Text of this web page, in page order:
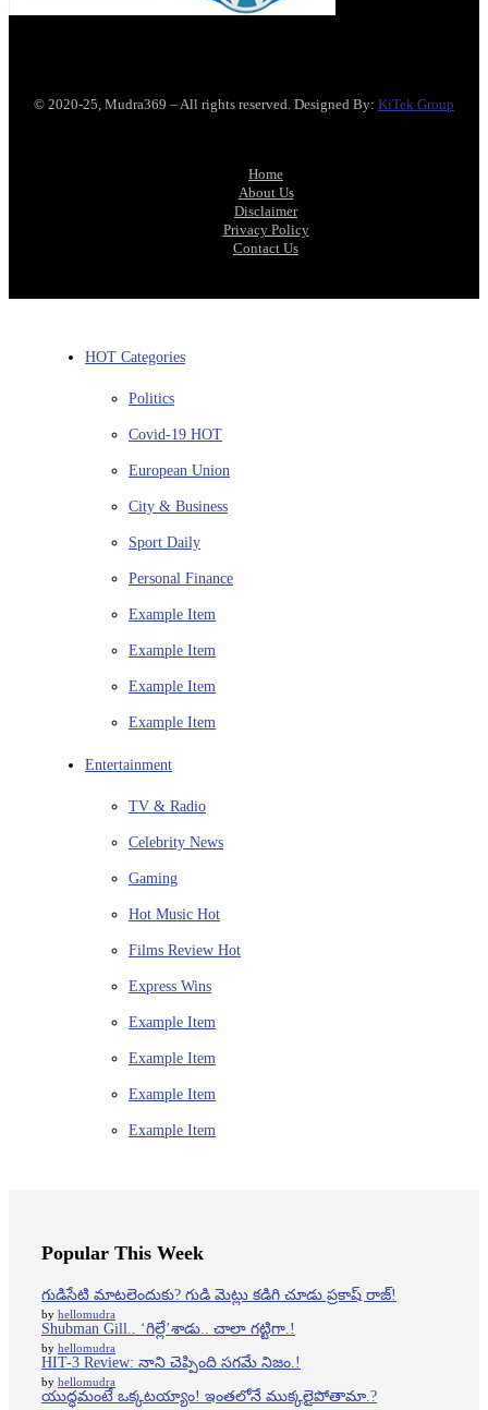
© 2020-25, Mudra369 – All rights reserved. Designed By: KiTek Group
Home
About Us
Disclaimer
Privacy Policy
Contact Us
HOT Categories
Politics
Covid-19 HOT
European Union
City & Business
Sport Daily
Personal Finance
Example Item
Example Item
Example Item
Example Item
Entertainment
TV & Radio
Celebrity News
Gaming
Hot Music Hot
Films Review Hot
Express Wins
Example Item
Example Item
Example Item
Example Item
Popular This Week
గుడిసేటి మాటలెందుకు? గుడి మెట్లు కడిగి చూడు ప్రకాష్ రాజ్!
by hellomudra
Shubman Gill.. ‘గిల్లే’శాడు.. చాలా గట్టిగా.!
by hellomudra
HIT-3 Review: నాని చెప్పింది సగమే నిజం.!
by hellomudra
యుద్ధమంటే ఒక్కటయ్యాం! ఇంతలోనే ముక్కలైపోతామా.?